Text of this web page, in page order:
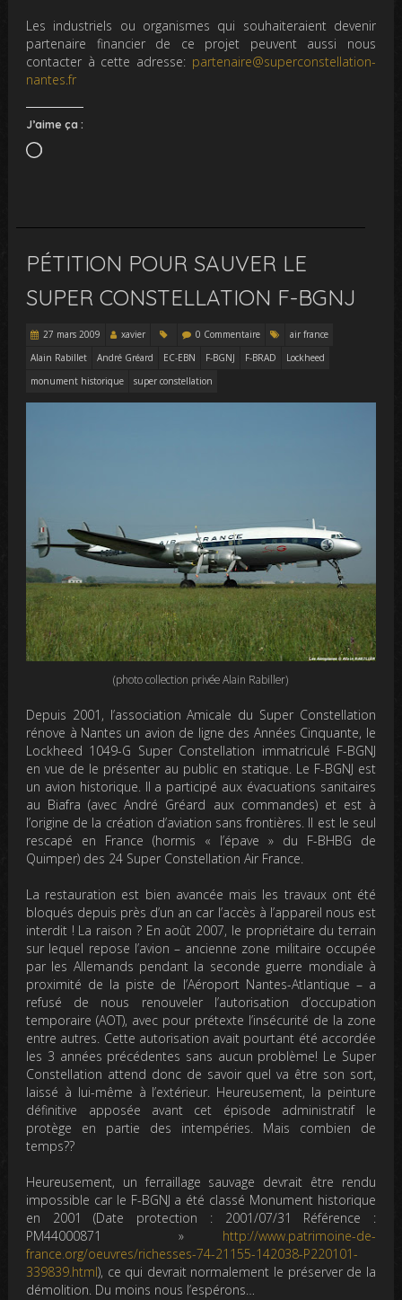
Les industriels ou organismes qui souhaiteraient devenir
partenaire financier de ce projet peuvent aussi nous
contacter à cette adresse: partenaire@superconstellation-
nantes.fr
J’aime ça :
Chargement…
PÉTITION POUR SAUVER LE
SUPER CONSTELLATION F-BGNJ
27 mars 2009 xavier 0 Commentaire
air france
Alain Rabillet
André Gréard EC-EBN F-BGNJ F-BRAD
Lockheed
monument historique
super constellation
(photo collection privée Alain Rabiller)
Depuis 2001, l’association Amicale du Super Constellation
rénove à Nantes un avion de ligne des Années Cinquante, le
Lockheed 1049-G Super Constellation immatriculé F-BGNJ
en vue de le présenter au public en statique. Le F-BGNJ est
un avion historique. Il a participé aux évacuations sanitaires
au Biafra (avec André Gréard aux commandes) et est à
l’origine de la création d’aviation sans frontières. Il est le seul
rescapé en France (hormis « l’épave » du F-BHBG de
Quimper) des 24 Super Constellation Air France.
La restauration est bien avancée mais les travaux ont été
bloqués depuis près d’un an car l’accès à l’appareil nous est
interdit ! La raison ? En août 2007, le propriétaire du terrain
sur lequel repose l’avion – ancienne zone militaire occupée
par les Allemands pendant la seconde guerre mondiale à
proximité de la piste de l’Aéroport Nantes-Atlantique – a
refusé de nous renouveler l’autorisation d’occupation
temporaire (AOT), avec pour prétexte l’insécurité de la zone
entre autres. Cette autorisation avait pourtant été accordée
les 3 années précédentes sans aucun problème! Le Super
Constellation attend donc de savoir quel va être son sort,
laissé à lui-même à l’extérieur. Heureusement, la peinture
définitive apposée avant cet épisode administratif le
protège en partie des intempéries. Mais combien de
temps??
Heureusement, un ferraillage sauvage devrait être rendu
impossible car le F-BGNJ a été classé Monument historique
en 2001 (Date protection : 2001/07/31 Référence :
PM44000871 » http://www.patrimoine-de-
france.org/oeuvres/richesses-74-21155-142038-P220101-
339839.html), ce qui devrait normalement le préserver de la
démolition. Du moins nous l’espérons…